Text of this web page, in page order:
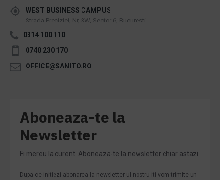
WEST BUSINESS CAMPUS
Strada Preciziei, Nr, 3W, Sector 6, Bucuresti
0314 100 110
0740 230 170
OFFICE@SANITO.RO
Aboneaza-te la
Newsletter
Fi mereu la curent. Aboneaza-te la newsletter chiar astazi.
Dupa ce initiezi abonarea la newsletter-ul nostru iti vom trimite un